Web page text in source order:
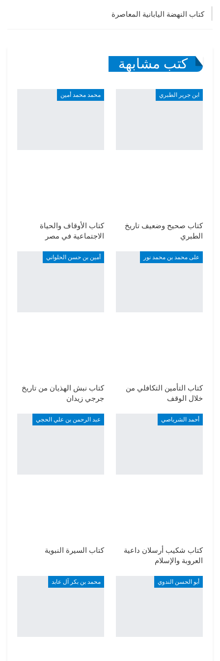
كتاب النهضة اليابانية المعاصرة
كتب مشابهة
ابن جرير الطبري
كتاب صحيح وضعيف تاريخ
الطبري
محمد محمد أمين
كتاب الأوقاف والحياة
الاجتماعية في مصر
على محمد بن محمد نور
كتاب التأمين التكافلي من
خلال الوقف
أمين بن حسن الحلواني
كتاب نبش الهذيان من تاريخ
جرجي زيدان
أحمد الشرباصي
كتاب شكيب أرسلان داعية
العروبة والإسلام
عبد الرحمن بن علي الحجي
كتاب السيرة النبوية
أبو الحسن الندوي محمد بن بكر آل عابد